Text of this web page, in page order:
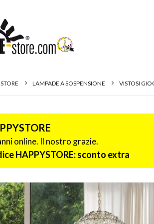
STORE LAMPADE A SOSPENSIONE VISTOSI
online. Il nostro grazie.
HAPPYSTORE: sconto extra